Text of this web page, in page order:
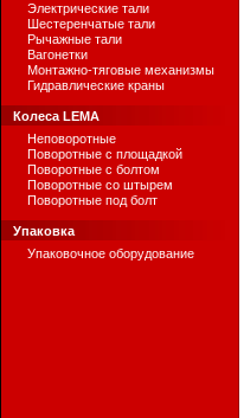
Электрические тали
Шестеренчатые тали
Рычажные тали
Вагонетки
Монтажно-тяговые механизмы
Гидравлические краны
Колеса LEMA
Неповоротные
Поворотные с площадкой
Поворотные с болтом
Поворотные со штырем
Поворотные под болт
Упаковка
Упаковочное оборудование